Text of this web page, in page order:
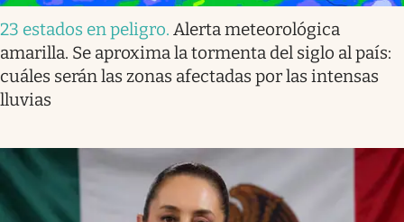
23 estados en peligro. Alerta meteorológica
amarilla. Se aproxima la tormenta del siglo al país:
cuáles serán las zonas afectadas por las intensas
lluvias